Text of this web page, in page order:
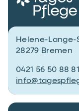
Helene-Lange-
28279 Bremen
0421 56 50 88 81